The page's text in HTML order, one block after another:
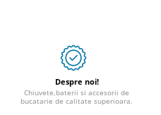
Despre noi!
Chiuvete,baterii si accesorii de
bucatarie de calitate superioara.